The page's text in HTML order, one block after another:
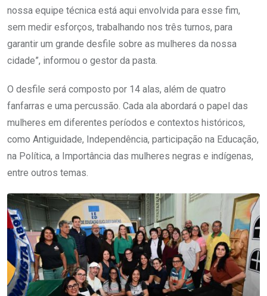
nossa equipe técnica está aqui envolvida para esse fim,
sem medir esforços, trabalhando nos três turnos, para
garantir um grande desfile sobre as mulheres da nossa
cidade”, informou o gestor da pasta.
O desfile será composto por 14 alas, além de quatro
fanfarras e uma percussão. Cada ala abordará o papel das
mulheres em diferentes períodos e contextos históricos,
como Antiguidade, Independência, participação na Educação,
na Política, a Importância das mulheres negras e indígenas,
entre outros temas.